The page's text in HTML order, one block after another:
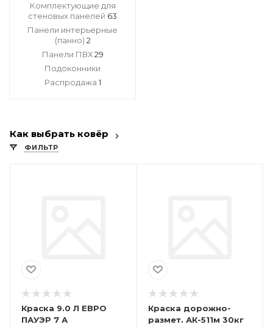
Комплектующие для
стеновых панелей 63
Панели интерьерные
(панно) 2
Панели ПВХ29
Подоконники
Распродажа 1
Как выбрать ковёр
ФИЛЬТР
Краска 9.0 Л ЕВРО
ПАУЭР 7 А
Краска дорожно-
размет. АК-511м 30кг